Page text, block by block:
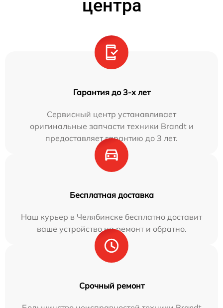
центра
Гарантия до 3-х лет
Сервисный центр устанавливает
оригинальные запчасти техники Brandt и
предоставляет гарантию до 3 лет.
Бесплатная доставка
Наш курьер в Челябинске бесплатно доставит
ваше устройство на ремонт и обратно.
Срочный ремонт